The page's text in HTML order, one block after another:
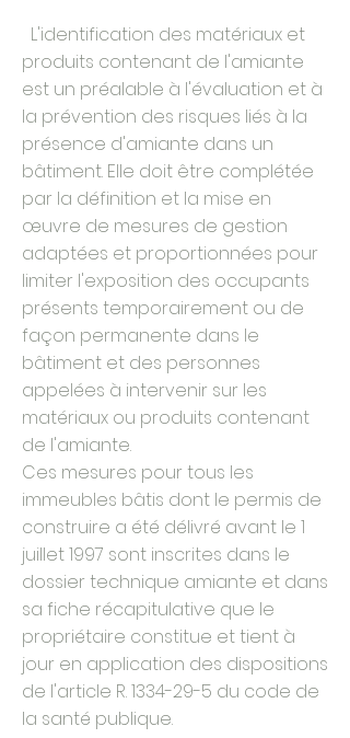
L'identification des matériaux et
produits contenant de l'amiante
est un préalable à l'évaluation et à
la prévention des risques liés à la
présence d'amiante dans un
bâtiment. Elle doit être complétée
par la définition et la mise en
œuvre de mesures de gestion
adaptées et proportionnées pour
limiter l'exposition des occupants
présents temporairement ou de
façon permanente dans le
bâtiment et des personnes
appelées à intervenir sur les
matériaux ou produits contenant
de l'amiante.
Ces mesures pour tous les
immeubles bâtis dont le permis de
construire a été délivré avant le 1
juillet 1997 sont inscrites dans le
dossier technique amiante et dans
sa fiche récapitulative que le
propriétaire constitue et tient à
jour en application des dispositions
de l'article R. 1334-29-5 du code de
la santé publique.